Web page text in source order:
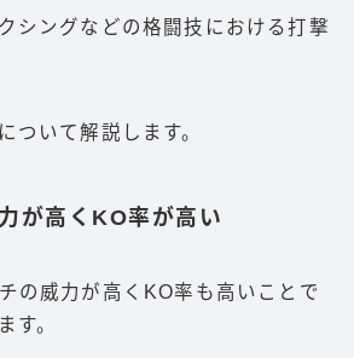
シングなどの格闘技における打撃
ついて解説します。
が高くKO率が高い
の威力が高くKO率も高いことで
す。